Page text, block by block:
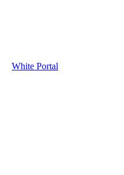
White Portal